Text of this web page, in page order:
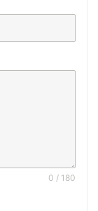
0 / 180